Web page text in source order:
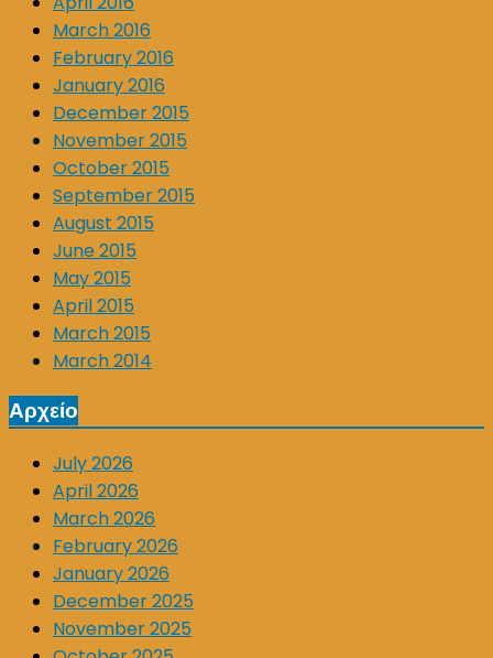
March 2016
February 2016
January 2016
December 2015
November 2015
October 2015
September 2015
August 2015
June 2015
May 2015
April 2015
March 2015
March 2014
Αρχείο
July 2026
April 2026
March 2026
February 2026
January 2026
December 2025
November 2025